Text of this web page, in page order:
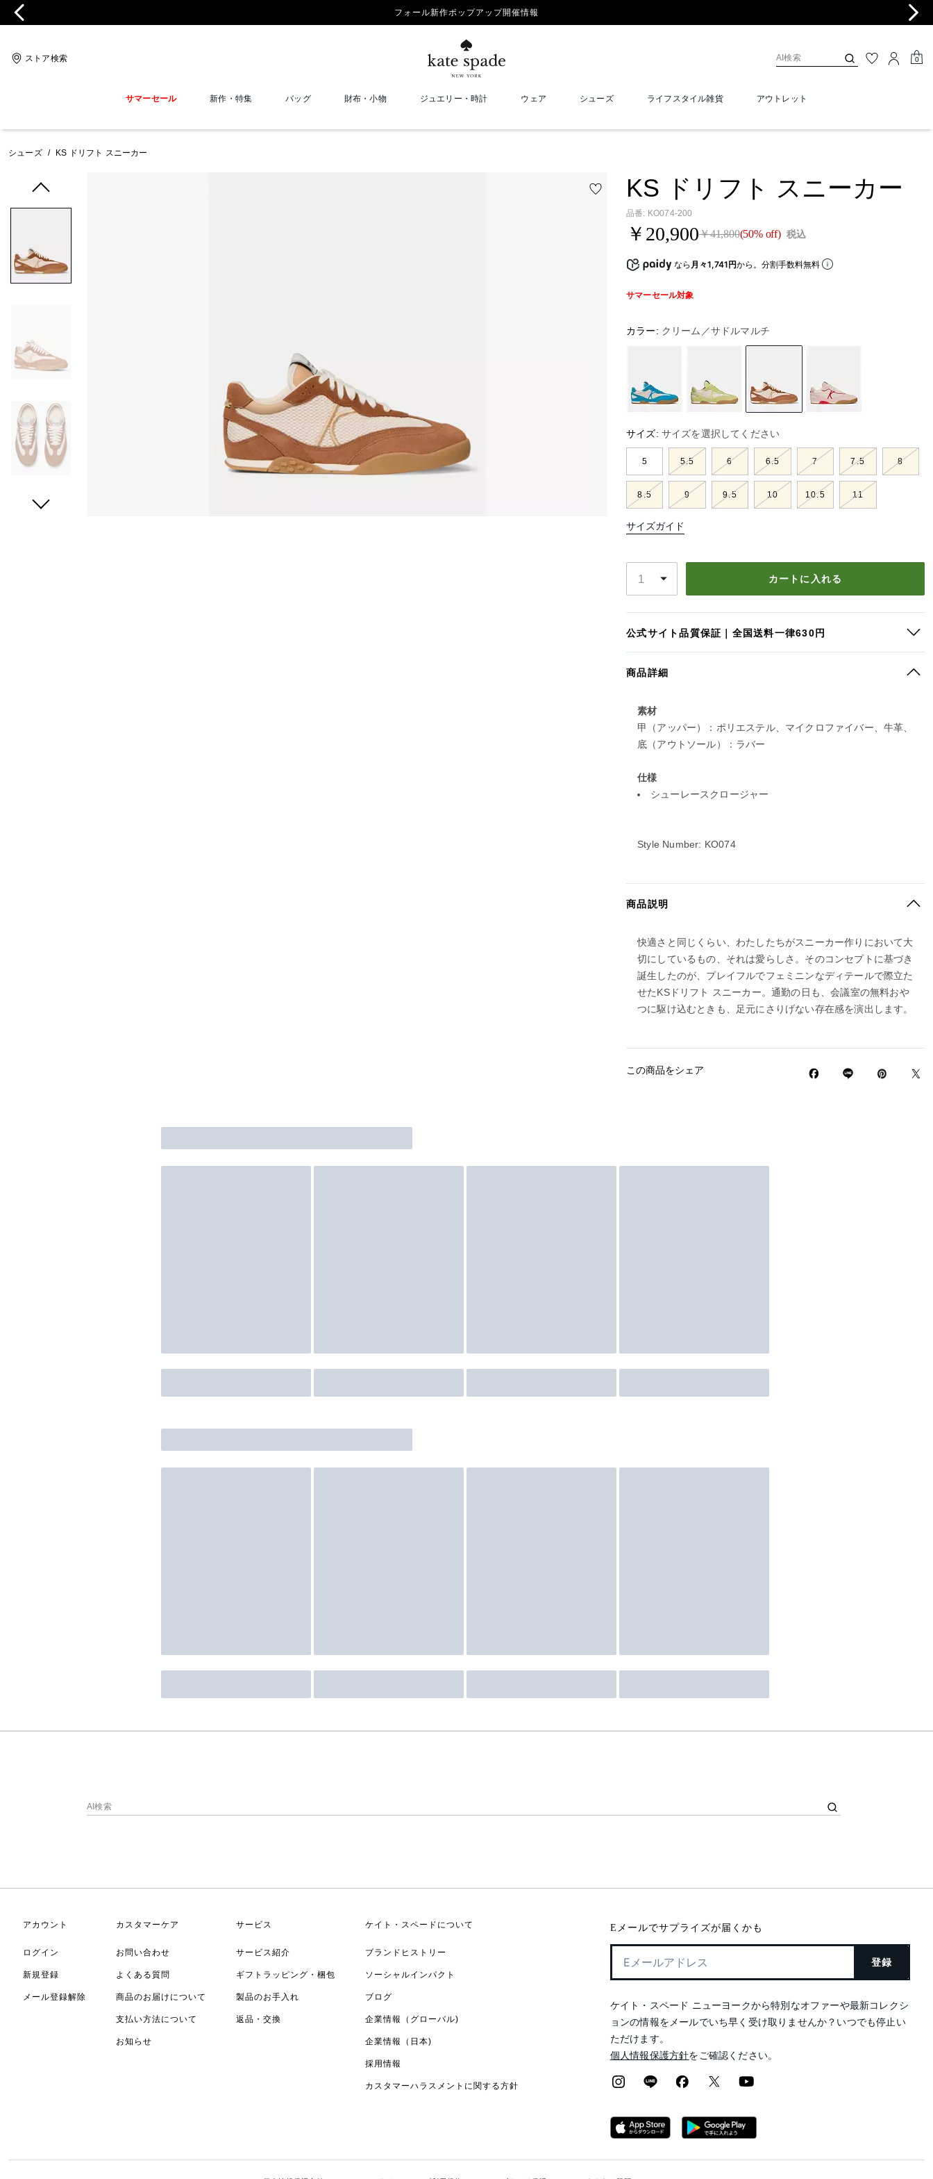
フォール新作ポップアップ開催情報
ストア検索 0
サマーセール 新作・特集 バッグ 財布・小物 ジュエリー・時計 ウェア シューズ ライフスタイル雑貨 アウトレット
シューズ / KS ドリフト スニーカー
KS ドリフト スニーカー
品番: KO074-200
￥20,900￥41,800(50% off) 税込
なら 月々1,741円から。分割手数料無料
サマーセール対象
カラー: クリーム／サドルマルチ
サイズ: サイズを選択してください
5 5.5 6 6.5 7 7.5 8
8.5 9 9.5 10 10.5 11
サイズガイド
カートに入れる
公式サイト品質保証｜全国送料一律630円
商品詳細
素材
甲（アッパー）：ポリエステル、マイクロファイバー、牛革、
底（アウトソール）：ラバー
仕様
シューレースクロージャー
Style Number: KO074
商品説明
快適さと同じくらい、わたしたちがスニーカー作りにおいて大
切にしているもの、それは愛らしさ。そのコンセプトに基づき
誕生したのが、プレイフルでフェミニンなディテールで際立た
せたKSドリフト スニーカー。通勤の日も、会議室の無料おや
つに駆け込むときも、足元にさりげない存在感を演出します。
この商品をシェア
アカウント
ログイン
新規登録
メール登録解除
カスタマーケア
お問い合わせ
よくある質問
商品のお届けについて
支払い方法について
お知らせ
サービス
サービス紹介
ギフトラッピング・梱包
製品のお手入れ
返品・交換
ケイト・スペードについて
ブランドヒストリー
ソーシャルインパクト
ブログ
企業情報（グローバル)
企業情報（日本)
採用情報
カスタマーハラスメントに関する方針
Eメールでサプライズが届くかも
登録
ケイト・スペード ニューヨークから特別なオファーや最新コレクシ
ョンの情報をメールでいち早く受け取りませんか？いつでも停止い
ただけます。
個人情報保護方針をご確認ください。